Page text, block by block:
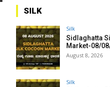
SILK
Silk
Sidlaghatta
Market-08/
August 8, 2026
Silk